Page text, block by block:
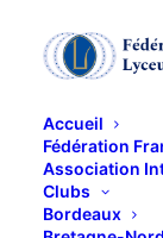
Accueil
Fédération
Association
Clubs
Bordeaux